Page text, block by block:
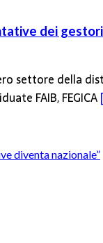
dei
settore della
FAIB, FEGICA
diventa nazionale”